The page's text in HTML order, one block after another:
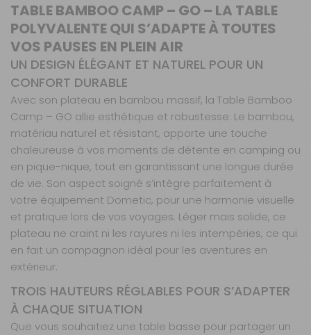
TABLE BAMBOO CAMP – GO – LA TABLE
POLYVALENTE QUI S’ADAPTE À TOUTES
VOS PAUSES EN PLEIN AIR
UN DESIGN ÉLÉGANT ET NATUREL POUR UN
CONFORT DURABLE
Avec son plateau en bambou massif, la Table Bamboo
Camp – GO allie esthétique et robustesse. Le bambou,
matériau naturel et résistant, apporte une touche
chaleureuse à vos moments de détente en camping ou
en pique-nique, tout en garantissant une longue durée
de vie. Son aspect soigné s’intègre parfaitement à
votre équipement Dometic, pour une harmonie visuelle
et pratique lors de vos voyages. Léger mais solide, ce
plateau ne craint ni les rayures ni les intempéries, ce qui
en fait un compagnon idéal pour les aventures en
extérieur.
TROIS HAUTEURS RÉGLABLES POUR S’ADAPTER
À CHAQUE SITUATION
Que vous souhaitiez une table basse pour partager un